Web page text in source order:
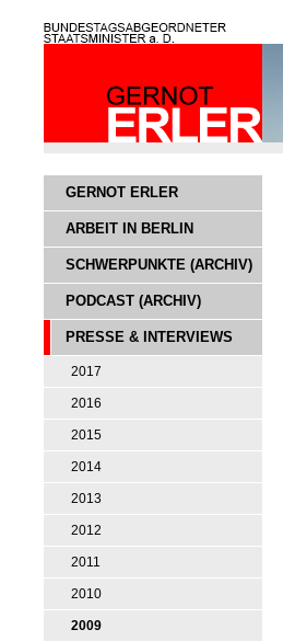
GERNOT ERLER
ARBEIT IN BERLIN
SCHWERPUNKTE (ARCHIV)
PODCAST (ARCHIV)
PRESSE & INTERVIEWS
2017
2016
2015
2014
2013
2012
2011
2010
2009